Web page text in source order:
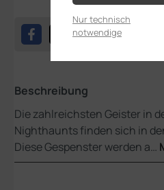
Beschreibung
Die zahlreichsten Geister in
Nighthaunts finden sich in
Diese Gespenster werden a…
Nur technisch
notwendige